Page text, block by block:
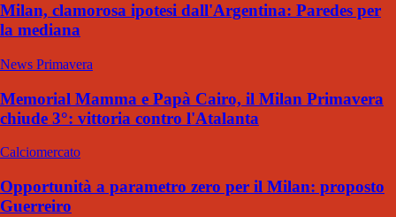
Milan, clamorosa ipotesi dall'Argentina: Paredes per
la mediana
News Primavera
Memorial Mamma e Papà Cairo, il Milan Primavera
chiude 3°: vittoria contro l'Atalanta
Calciomercato
Opportunità a parametro zero per il Milan: proposto
Guerreiro